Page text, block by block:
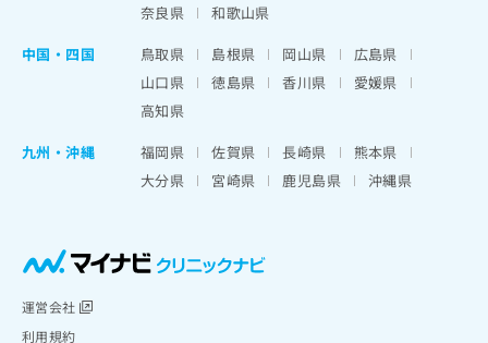
奈良県
和歌山県
中国・四国
鳥取県 島根県 岡山県
広島県
山口県
徳島県 香川県
愛媛県
高知県
九州・沖縄
福岡県 佐賀県 長崎県
熊本県
大分県
宮崎県 鹿児島県 沖縄県
運営会社
利用規約